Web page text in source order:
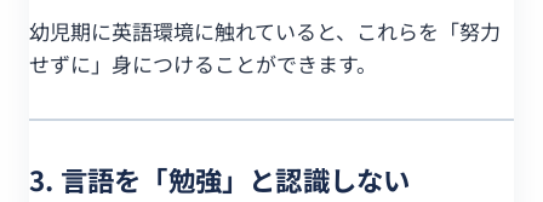
幼児期に英語環境に触れていると、これらを「努力
せずに」身につけることができます。
3. 言語を「勉強」と認識しない